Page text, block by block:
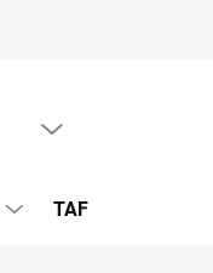
TAFELBLECHE